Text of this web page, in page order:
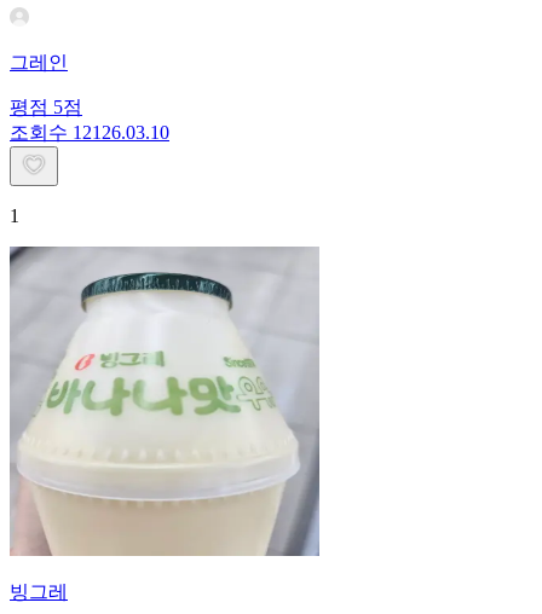
그레인
평점 5점
조회수 121 26.03.10
1
빙그레